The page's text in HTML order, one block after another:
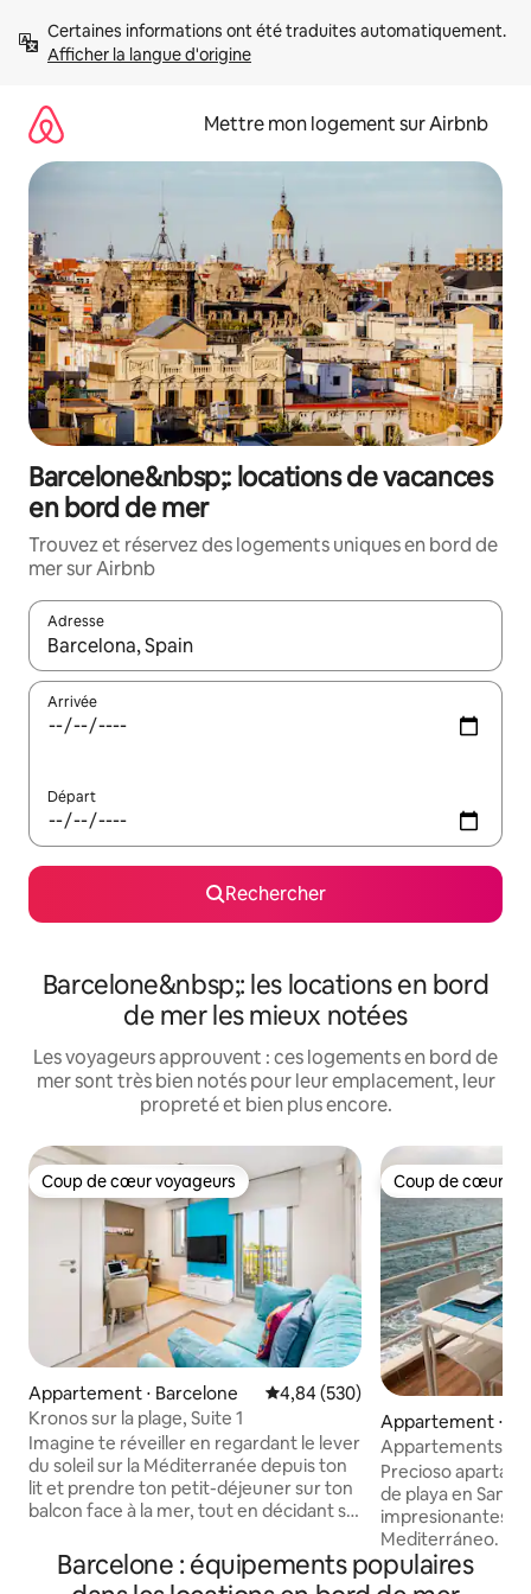
directement
Afficher la langue d'origine
Mettre mon logement sur Airbnb
Barcelone&nbsp;: locations de vacances
en bord de mer
Trouvez et réservez des logements uniques en bord de
mer sur Airbnb
Adresse
Lorsque les résultats s'affichent, utilisez les flèches vers le
Arrivée
Départ
Rechercher
Barcelone&nbsp;: les locations en bord
de mer les mieux notées
Les voyageurs approuvent : ces logements en bord de
mer sont très bien notés pour leur emplacement, leur
propreté et bien plus encore.
Coup de cœur voyageurs
Coup de cœur voyageurs
Appartement ⋅ Barcelone Évaluation moyenne sur la
4,84 (530)
Kronos sur la plage, Suite 1
Imagine te réveiller en regardant le lever
du soleil sur la Méditerranée depuis ton
lit et prendre ton petit-déjeuner sur ton
balcon face à la mer, tout en décidant si
découvrir la ville. Voici ton appartement :
ascenseur avec entrée directe. Élégant,
Coup de cœur
Coup de cœur
Appartement ⋅
Mar
Appartements
Apparte...
Precioso
de playa en Sant
impresionantes
Mediterráneo. Despiértate con el sonido
del mar en este
apartamento en
Barcelone : équipements populaires